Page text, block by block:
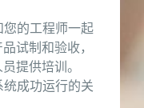
您的工程师一起
试制和验收，
提供培训。
成功运行的关